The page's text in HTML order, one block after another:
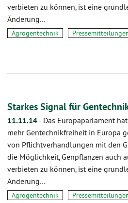
verbieten zu können, ist eine
Änderung…
Agrogentechnik
Starkes Signal für
11.11.14 - Das Europaparlament
mehr Gentechnikfreiheit in Europa
von Pflichtverhandlungen mit den
die Möglichkeit, Genpflanzen auch
verbieten zu können, ist eine
Änderung…
Agrogentechnik